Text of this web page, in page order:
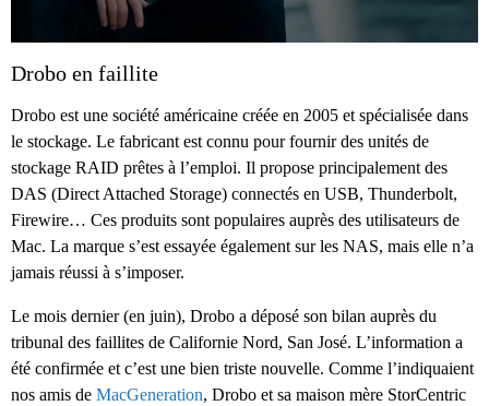
Drobo en faillite
Drobo est une société américaine créée en 2005 et spécialisée dans
le stockage. Le fabricant est connu pour fournir des unités de
stockage RAID prêtes à l’emploi. Il propose principalement des
DAS (Direct Attached Storage) connectés en USB, Thunderbolt,
Firewire… Ces produits sont populaires auprès des utilisateurs de
Mac. La marque s’est essayée également sur les NAS, mais elle n’a
jamais réussi à s’imposer.
Le mois dernier (en juin), Drobo a déposé son bilan auprès du
tribunal des faillites de Californie Nord, San José. L’information a
été confirmée et c’est une bien triste nouvelle. Comme l’indiquaient
nos amis de MacGeneration, Drobo et sa maison mère StorCentric